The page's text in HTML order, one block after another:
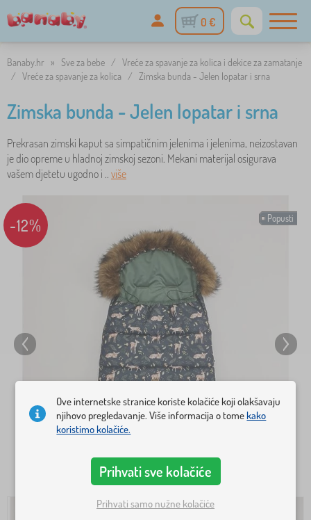
0 €
Banaby.hr » Sve za bebe / Vreće za spavanje za kolica i dekice za zamatanje
/ Vreće za spavanje za kolica / Zimska bunda - Jelen lopatar i srna
Zimska bunda - Jelen lopatar i srna
Prekrasan zimski kaput sa simpatičnim jelenima i jelenima, neizostavan
je dio opreme u hladnoj zimskoj sezoni. Mekani materijal osigurava
vašem djetetu ugodno i .. više
Popusti
-12%
Ove internetske stranice koriste kolačiće koji olakšavaju
njihovo pregledavanje. Više informacija o tomekako
koristimo kolačiće.
Prihvati sve kolačiće
Prihvati samo nužne kolačiće